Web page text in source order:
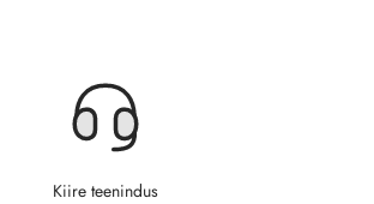
Kiire teenindus